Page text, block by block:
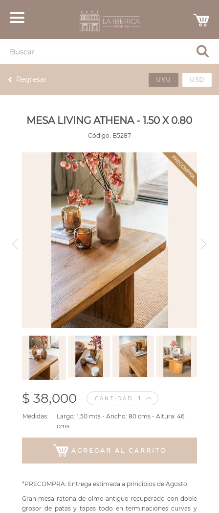
Regresar UYU USD
MESA LIVING ATHENA - 1.50 X 0.80
Código: B5287
$ 38,000 CANTIDAD
Medidas:
Largo: 1.50 mts - Ancho: 80 cms - Altura: 46
cms
AGREGAR AL CARRITO
*PRECOMPRA: Entrega estimada a principios de Agosto.
Gran mesa ratona de olmo antiguo recuperado con doble
grosor de patas y tapas todo en terminaciones curvas y